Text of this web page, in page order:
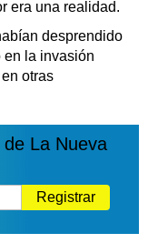
era una realidad.
desprendido
en la invasión
otras
La Nueva
Registrar